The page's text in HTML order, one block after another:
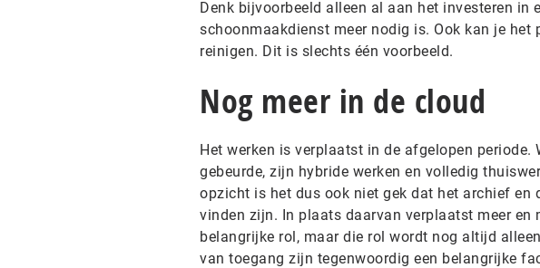
Denk bijvoorbeeld alleen al aan het investeren in
schoonmaakdienst meer nodig is. Ook kan je
reinigen. Dit is slechts één voorbeeld.
Nog meer in de cloud
Het werken is verplaatst in de afgelopen
gebeurde, zijn hybride werken en volledig
opzicht is het dus ook niet gek dat het archief en
vinden zijn. In plaats daarvan verplaatst meer en
belangrijke rol, maar die rol wordt nog altijd
van toegang zijn tegenwoordig een belangrijke